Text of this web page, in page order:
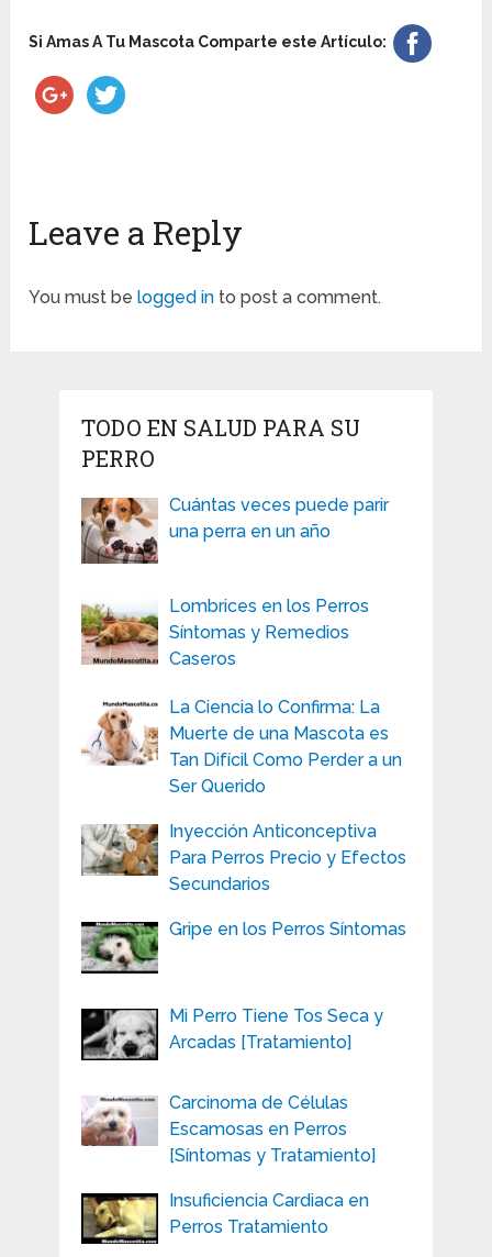
Si Amas A Tu Mascota Comparte este Artículo:
Leave a Reply
You must belogged in to post a comment.
TODO EN SALUD PARA SU
PERRO
Cuántas veces puede parir
una perra en un año
Lombrices en los Perros
Síntomas y Remedios
Caseros
La Ciencia lo Confirma: La
Muerte de una Mascota es
Tan Difícil Como Perder a un
Ser Querido
Inyección Anticonceptiva
Para Perros Precio y Efectos
Secundarios
Gripe en los Perros Síntomas
Mi Perro Tiene Tos Seca y
Arcadas [Tratamiento]
Carcinoma de Células
Escamosas en Perros
[Síntomas y Tratamiento]
Insuficiencia Cardiaca en
Perros Tratamiento